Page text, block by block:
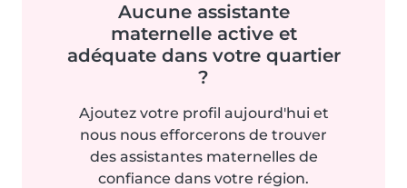
Aucune assistante
maternelle active et
adéquate dans votre quartier
?
Ajoutez votre profil aujourd'hui et
nous nous efforcerons de trouver
des assistantes maternelles de
confiance dans votre région.